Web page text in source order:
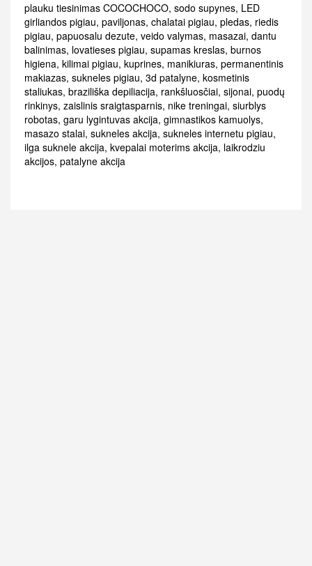
plauku tiesinimas COCOCHOCO, sodo supynes, LED
girliandos pigiau, paviljonas, chalatai pigiau, pledas, riedis
pigiau, papuosalu dezute, veido valymas, masazai, dantu
balinimas, lovatieses pigiau, supamas kreslas, burnos
higiena, kilimai pigiau, kuprines, manikiuras, permanentinis
makiazas, sukneles pigiau, 3d patalyne, kosmetinis
staliukas, braziliška depiliacija, rankšluosčiai, sijonai, puodų
rinkinys, zaislinis sraigtasparnis, nike treningai, siurblys
robotas, garu lygintuvas akcija, gimnastikos kamuolys,
masazo stalai, sukneles akcija, sukneles internetu pigiau,
ilga suknele akcija, kvepalai moterims akcija, laikrodziu
akcijos, patalyne akcija